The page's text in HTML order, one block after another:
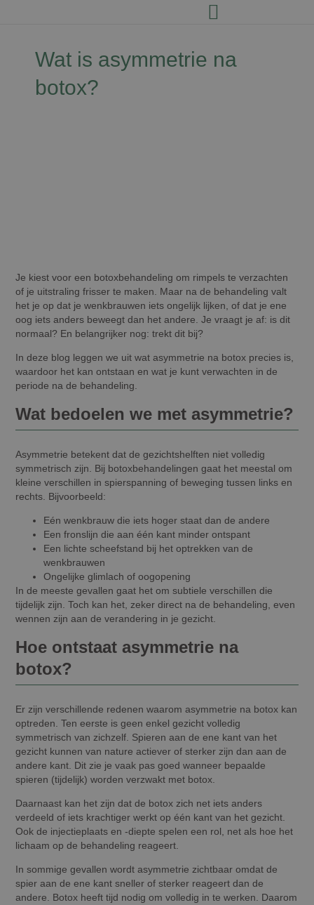
Wat is asymmetrie na
botox?
Je kiest voor een botoxbehandeling om rimpels te verzachten
of je uitstraling frisser te maken. Maar na de behandeling valt
het je op dat je wenkbrauwen iets ongelijk lijken, of dat je ene
oog iets anders beweegt dan het andere. Je vraagt je af: is dit
normaal? En belangrijker nog: trekt dit bij?
In deze blog leggen we uit wat asymmetrie na botox precies is,
waardoor het kan ontstaan en wat je kunt verwachten in de
periode na de behandeling.
Wat bedoelen we met asymmetrie?
Asymmetrie betekent dat de gezichtshelften niet volledig
symmetrisch zijn. Bij botoxbehandelingen gaat het meestal om
kleine verschillen in spierspanning of beweging tussen links en
rechts. Bijvoorbeeld:
Eén wenkbrauw die iets hoger staat dan de andere
Een fronslijn die aan één kant minder ontspant
Een lichte scheefstand bij het optrekken van de
wenkbrauwen
Ongelijke glimlach of oogopening
In de meeste gevallen gaat het om subtiele verschillen die
tijdelijk zijn. Toch kan het, zeker direct na de behandeling, even
wennen zijn aan de verandering in je gezicht.
Hoe ontstaat asymmetrie na
botox?
Er zijn verschillende redenen waarom asymmetrie na botox kan
optreden. Ten eerste is geen enkel gezicht volledig
symmetrisch van zichzelf. Spieren aan de ene kant van het
gezicht kunnen van nature actiever of sterker zijn dan aan de
andere kant. Dit zie je vaak pas goed wanneer bepaalde
spieren (tijdelijk) worden verzwakt met botox.
Daarnaast kan het zijn dat de botox zich net iets anders
verdeeld of iets krachtiger werkt op één kant van het gezicht.
Ook de injectieplaats en -diepte spelen een rol, net als hoe het
lichaam op de behandeling reageert.
In sommige gevallen wordt asymmetrie zichtbaar omdat de
spier aan de ene kant sneller of sterker reageert dan de
andere. Botox heeft tijd nodig om volledig in te werken. Daarom